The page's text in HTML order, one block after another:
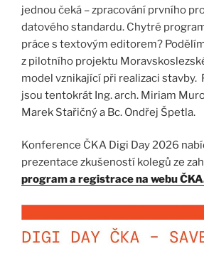
jednou čeká – zpracování prvního
datového standardu. Chytré
práce s textovým editorem?
z pilotního projektu
model vznikající při realizaci stavby.
jsou tentokrát Ing. arch. Miriam
Marek Stařičný a Bc. Ondřej Špetla.
Konference ČKA Digi Day 2026
prezentace zkušeností kolegů ze
program a registrace na webu